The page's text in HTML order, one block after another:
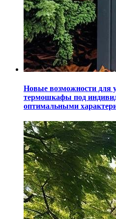
Новые возможности для
термошкафы под
оптимальными